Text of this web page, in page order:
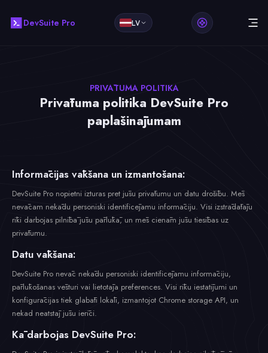
DevSuite Pro LV
PRIVĀTUMA POLITIKA
Privātuma politika DevSuite Pro
paplašinājumam
Informācijas vākšana un izmantošana:
DevSuite Pro nopietni izturas pret jūsu privātumu un datu drošību. Mēs
nevācam nekādu personiski identificējamu informāciju. Visi izstrādātāju
rīki darbojas pilnībā jūsu pārlūkā, un mēs cienām jūsu tiesības uz
privātumu.
Datu vākšana:
DevSuite Pro nevāc nekādu personiski identificējamu informāciju,
pārlūkošanas vēsturi vai lietotāja preferences. Visi rīku iestatījumi un
konfigurācijas tiek glabāti lokāli, izmantojot Chrome storage API, un
nekad neatstāj jūsu ierīci.
Kā darbojas DevSuite Pro: